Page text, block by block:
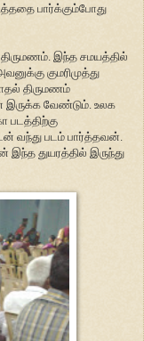
பார்க்கும்போது
திருமணம். இந்த சமயத்தில்
குமரிமுத்து
திருமணம்
இருக்க வேண்டும். உலக
படத்திற்கு
வந்து படம் பார்த்தவன்.
துயரத்தில் இருந்து